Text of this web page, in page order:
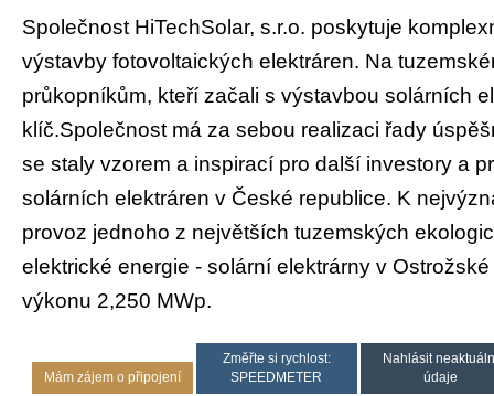
Společnost HiTechSolar, s.r.o. poskytuje
výstavby fotovoltaických elektráren. Na
průkopníkům, kteří začali s výstavbou solárních
klíč.Společnost má za sebou realizaci řady
se staly vzorem a inspirací pro další investory a
solárních elektráren v České republice. K
provoz jednoho z největších tuzemských
elektrické energie - solární elektrárny v
výkonu 2,250 MWp.
Mám zájem o připojení
Změřte si rychlost:
SPEEDMETER
Nahlásit
údaje